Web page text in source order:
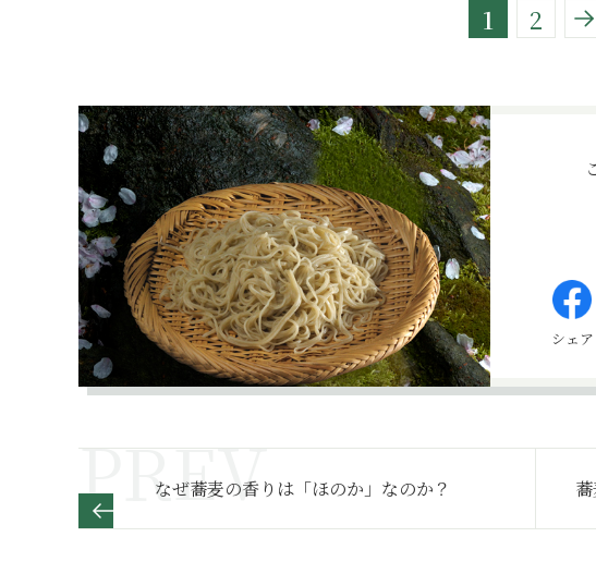
1 2
シェア
なぜ蕎麦の香りは「ほのか」なのか？